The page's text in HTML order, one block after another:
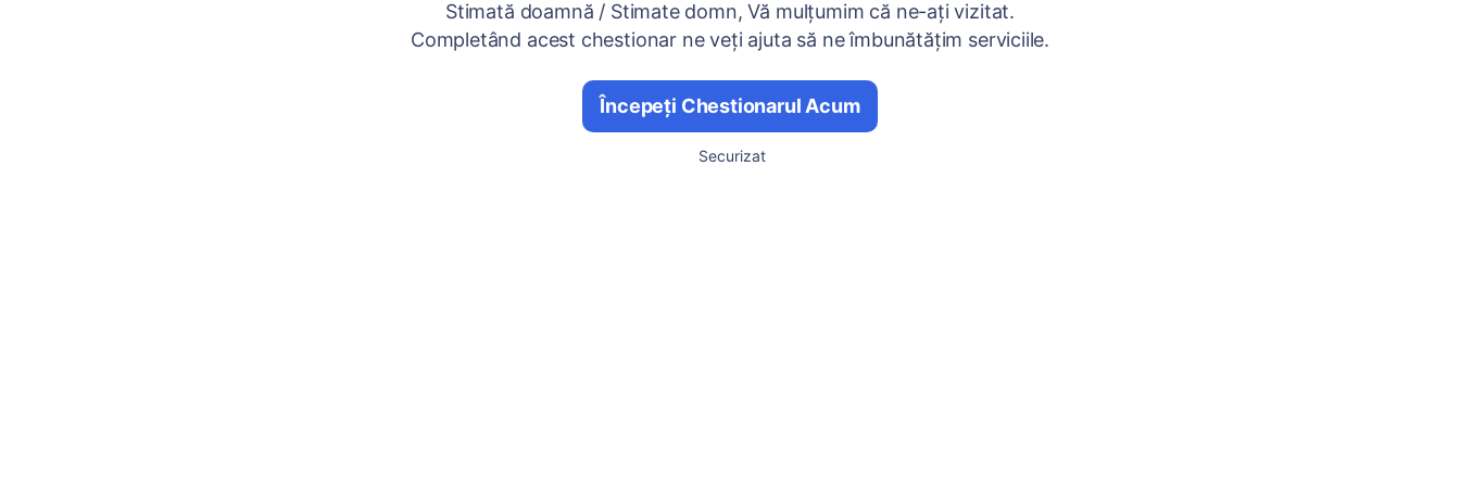
Stimată doamnă / Stimate domn, Vă mulțumim că ne-ați vizitat.
Completând acest chestionar ne veți ajuta să ne îmbunătățim serviciile.
Începeți Chestionarul Acum
Securizat